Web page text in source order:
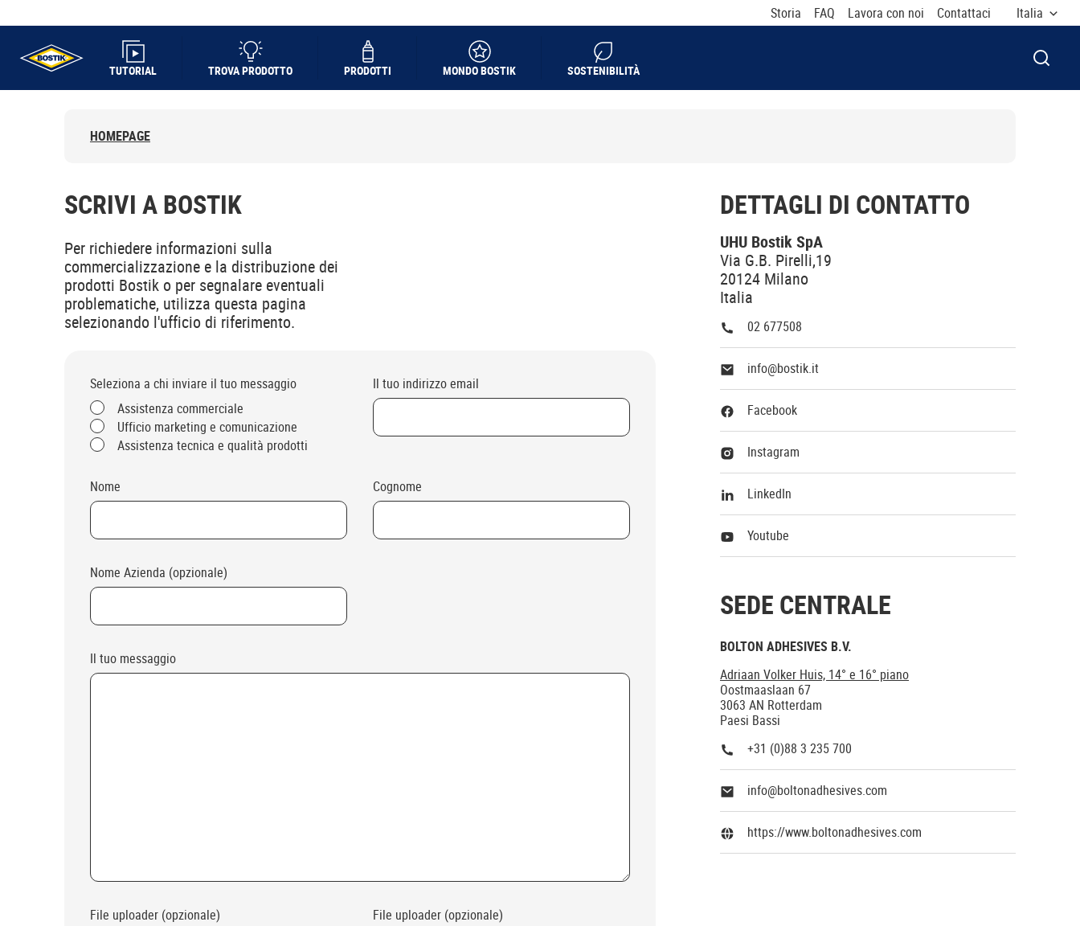
Storia FAQ Lavora con noi Contattaci Italia
TUTORIAL TROVA PRODOTTO PRODOTTI MONDO BOSTIK SOSTENIBILITÀ APRI
HOMEPAGE
SCRIVI A BOSTIK
Per richiedere informazioni sulla
commercializzazione e la distribuzione dei
prodotti Bostik o per segnalare eventuali
problematiche, utilizza questa pagina
selezionando l'ufficio di riferimento.
Seleziona a chi inviare il tuo messaggio
Assistenza commerciale
Ufficio marketing e comunicazione
Assistenza tecnica e qualità prodotti
Il tuo indirizzo email
Nome Cognome
Nome Azienda (opzionale)
Il tuo messaggio
File uploader (opzionale)
File uploader (opzionale)
DETTAGLI DI CONTATTO
UHU Bostik SpA
Via G.B. Pirelli,19
20124 Milano
Italia
02 677508
info@bostik.it
Facebook
Instagram
LinkedIn
Youtube
SEDE CENTRALE
BOLTON ADHESIVES B.V.
Adriaan Volker Huis, 14° e 16° piano
Oostmaaslaan 67
3063 AN Rotterdam
Paesi Bassi
+31 (0)88 3 235 700
info@boltonadhesives.com
https://www.boltonadhesives.com